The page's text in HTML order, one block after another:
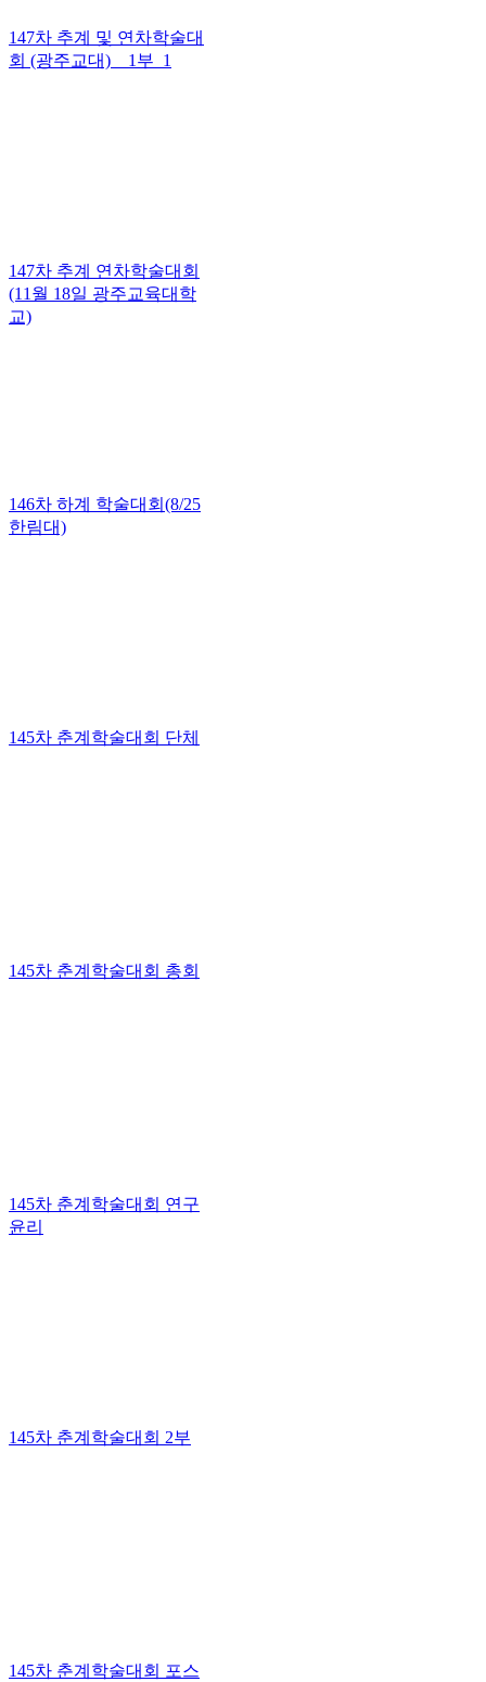
147차 추계 및 연차학술대
회 (광주교대) _ 1부_1
147차 추계 연차학술대회
(11월 18일 광주교육대학
교)
146차 하계 학술대회(8/25
한림대)
145차 춘계학술대회 단체
145차 춘계학술대회 총회
145차 춘계학술대회 연구
윤리
145차 춘계학술대회 2부
145차 춘계학술대회 포스